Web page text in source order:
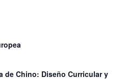
de Chino: Diseño Curricular y